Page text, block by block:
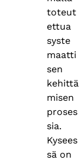
toteut
ettua
syste
maatti
sen
kehittä
misen
proses
sia.
Kysees
sä on